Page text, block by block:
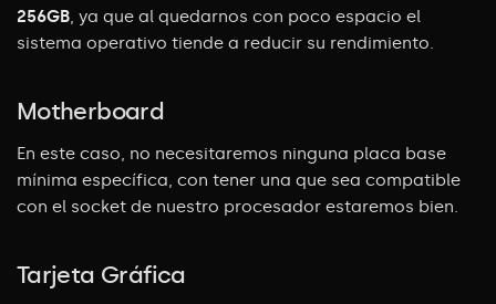
256GB, ya que al quedarnos con poco espacio el
sistema operativo tiende a reducir su rendimiento.
Motherboard
En este caso, no necesitaremos ninguna placa base
mínima específica, con tener una que sea compatible
con el socket de nuestro procesador estaremos bien.
Tarjeta Gráfica